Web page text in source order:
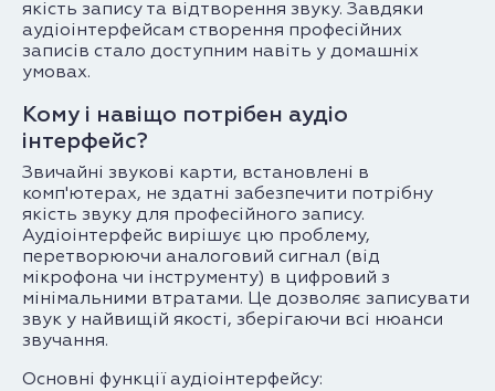
якість запису та відтворення звуку. Завдяки
аудіоінтерфейсам створення професійних
записів стало доступним навіть у домашніх
умовах.
Кому і навіщо потрібен аудіо
інтерфейс?
Звичайні звукові карти, встановлені в
комп'ютерах, не здатні забезпечити потрібну
якість звуку для професійного запису.
Аудіоінтерфейс вирішує цю проблему,
перетворюючи аналоговий сигнал (від
мікрофона чи інструменту) в цифровий з
мінімальними втратами. Це дозволяє записувати
звук у найвищій якості, зберігаючи всі нюанси
звучання.
Основні функції аудіоінтерфейсу: